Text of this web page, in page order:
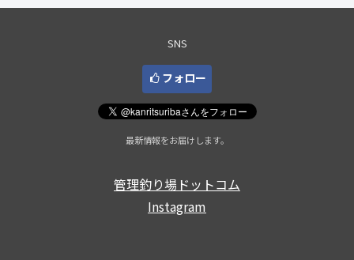
SNS
フォロー
最新情報をお届けします。
管理釣り場ドットコム
Instagram